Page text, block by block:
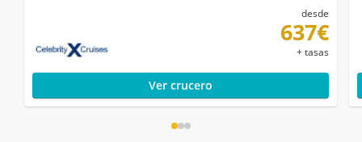
desde
637€
+ tasas
Ver crucero